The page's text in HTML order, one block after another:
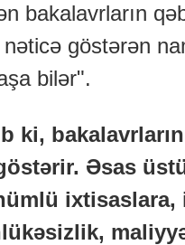
bakalavrların
göstərən
bilər".
ki,
Əsas
ixtisaslara,